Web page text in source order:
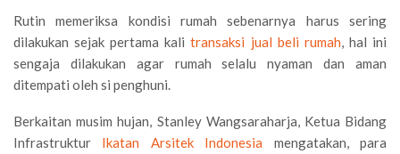
Rutin memeriksa kondisi rumah sebenarnya harus sering
dilakukan sejak pertama kalitransaksi jual beli rumah, hal ini
sengaja dilakukan agar rumah selalu nyaman dan aman
ditempati oleh si penghuni.
Berkaitan musim hujan, Stanley Wangsaraharja, Ketua Bidang
Infrastruktur Ikatan Arsitek Indonesia mengatakan, para